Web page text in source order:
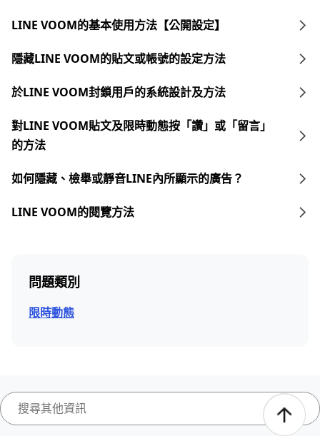
LINE VOOM的基本使用方法【公開設定】
隱藏LINE VOOM的貼文或帳號的設定方法
於LINE VOOM封鎖用戶的系統設計及方法
對LINE VOOM貼文及限時動態按「讚」或「留言」
的方法
如何隱藏、檢舉或靜音LINE內所顯示的廣告？
LINE VOOM的閱覽方法
問題類別
限時動態